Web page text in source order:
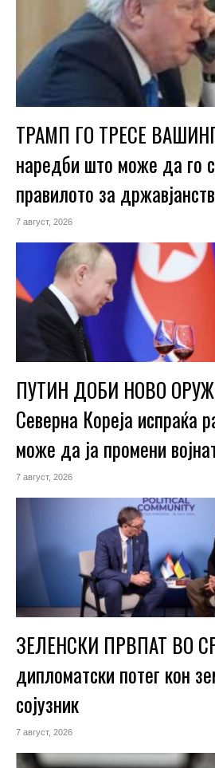
ТРАМП ГО ТРЕСЕ
наредби што може да го
правилото за
7 август, 2026
ПУТИН ДОБИ НОВО
Северна Кореја испраќа
може да ја промени
7 август, 2026
ЗЕЛЕНСКИ ПРВПАТ ВО
дипломатски потег кон
сојузник
7 август, 2026